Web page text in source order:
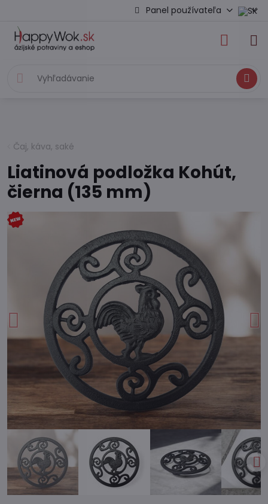
Panel používateľa
Hľadať
Čaj, káva, saké
Liatinová podložka Kohút,
čierna (135 mm)